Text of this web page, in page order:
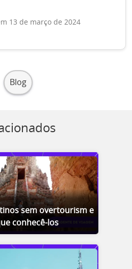
13 de março de 2024
Blog
sem overtourism e
conhecê-los